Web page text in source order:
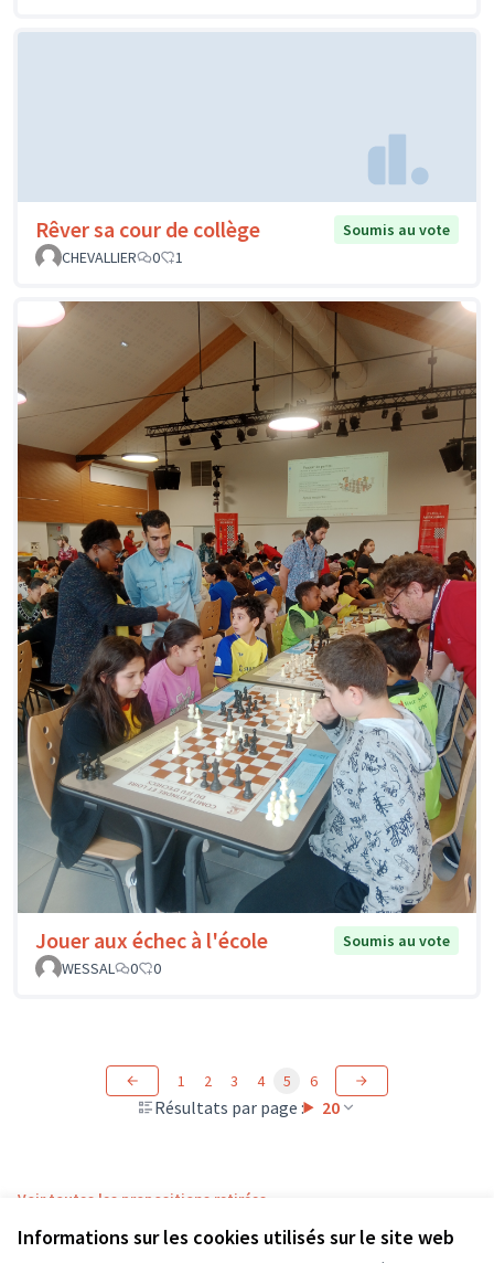
Informations sur les cookies utilisés sur le site web
Rêver sa cour de collège
Soumis au vote
CHEVALLIER
0 1
Jouer aux échec à l'école
Soumis au vote
WESSAL
0 0
Résultats par page : 20
1 2 3 4 5 6
Voir toutes les propositions retirées